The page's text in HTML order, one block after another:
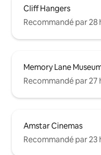
Cliff Hangers
Recommandé par
Memory Lane
Recommandé par
Amstar Cinemas
Recommandé par